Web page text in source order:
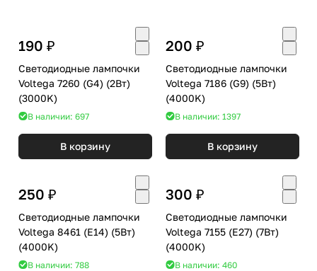
190 ₽
Светодиодные лампочки
Voltega 7260 (G4) (2Вт)
(3000K)
В наличии: 697
В корзину
200 ₽
Светодиодные лампочки
Voltega 7186 (G9) (5Вт)
(4000K)
В наличии: 1397
В корзину
250 ₽
Светодиодные лампочки
Voltega 8461 (E14) (5Вт)
(4000K)
В наличии: 788
300 ₽
Светодиодные лампочки
Voltega 7155 (E27) (7Вт)
(4000K)
В наличии: 460